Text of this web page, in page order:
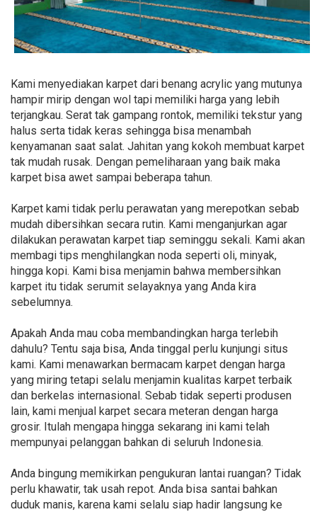
Kami menyediakan karpet dari benang acrylic yang mutunya
hampir mirip dengan wol tapi memiliki harga yang lebih
terjangkau. Serat tak gampang rontok, memiliki tekstur yang
halus serta tidak keras sehingga bisa menambah
kenyamanan saat salat. Jahitan yang kokoh membuat karpet
tak mudah rusak. Dengan pemeliharaan yang baik maka
karpet bisa awet sampai beberapa tahun.
Karpet kami tidak perlu perawatan yang merepotkan sebab
mudah dibersihkan secara rutin. Kami menganjurkan agar
dilakukan perawatan karpet tiap seminggu sekali. Kami akan
membagi tips menghilangkan noda seperti oli, minyak,
hingga kopi. Kami bisa menjamin bahwa membersihkan
karpet itu tidak serumit selayaknya yang Anda kira
sebelumnya.
Apakah Anda mau coba membandingkan harga terlebih
dahulu? Tentu saja bisa, Anda tinggal perlu kunjungi situs
kami. Kami menawarkan bermacam karpet dengan harga
yang miring tetapi selalu menjamin kualitas karpet terbaik
dan berkelas internasional. Sebab tidak seperti produsen
lain, kami menjual karpet secara meteran dengan harga
grosir. Itulah mengapa hingga sekarang ini kami telah
mempunyai pelanggan bahkan di seluruh Indonesia.
Anda bingung memikirkan pengukuran lantai ruangan? Tidak
perlu khawatir, tak usah repot. Anda bisa santai bahkan
duduk manis, karena kami selalu siap hadir langsung ke